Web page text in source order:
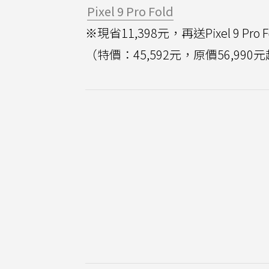
Pixel 9 Pro Fold
※現省11,398元，再送Pixel 9 Pro
（特價：45,592元，原價56,990元